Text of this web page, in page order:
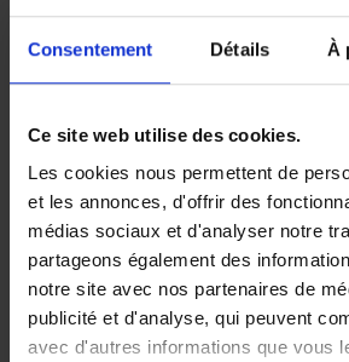
Consentement Détails À
Ce site web utilise des cookies.
Les cookies nous permettent de
et les annonces, d'offrir des
médias sociaux et d'analyser notre
partageons également des
notre site avec nos partenaires de
publicité et d'analyse, qui peuvent
avec d'autres informations que vous
Khajurâho avant de finir à
Amritsar.
Voyage Inde
Séjour culturel
000 €
Nos